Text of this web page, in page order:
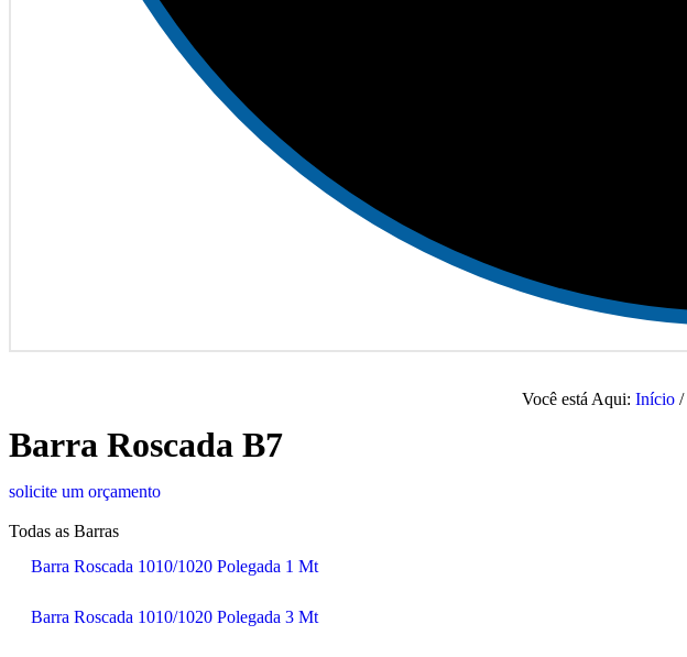
Você está Aqui: Início /
Barra Roscada B7
solicite um orçamento
Todas as Barras
Barra Roscada 1010/1020 Polegada 1 Mt
Barra Roscada 1010/1020 Polegada 3 Mt